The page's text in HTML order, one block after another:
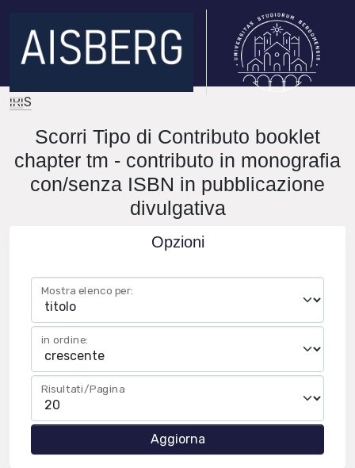
IRIS
Scorri Tipo di Contributo booklet
chapter tm - contributo in monografia
con/senza ISBN in pubblicazione
divulgativa
Opzioni
Mostra elenco per:
in ordine:
Risultati/Pagina